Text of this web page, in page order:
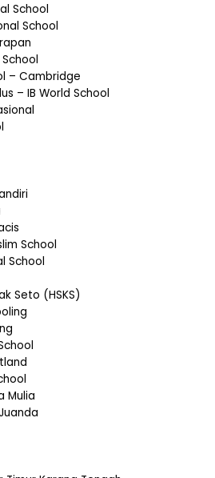
School
School
– Cambridge
– IB World School
School
School
Seto (HSKS)
Mulia